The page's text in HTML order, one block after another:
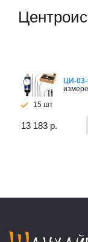
ЦИ-
15 шт
13 183 р.